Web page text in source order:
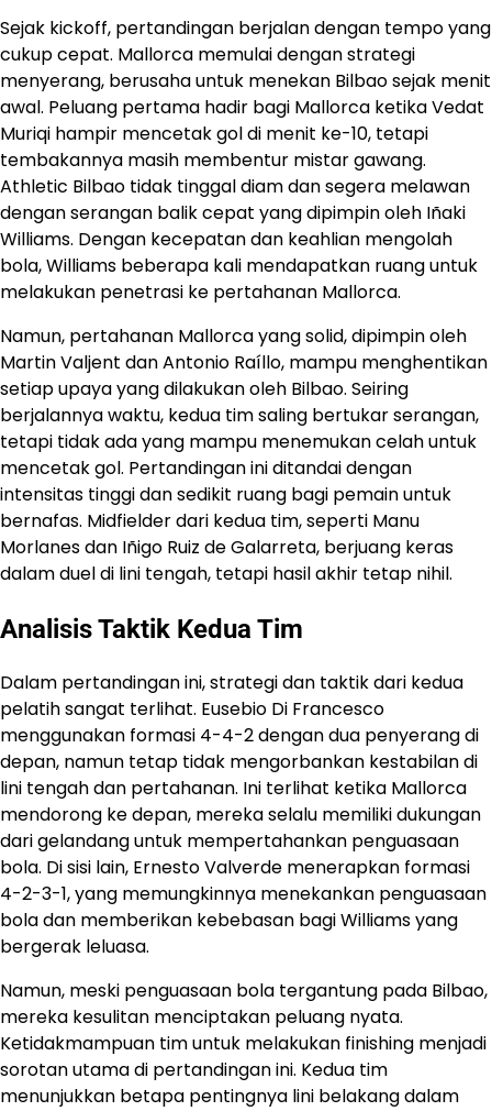
Sejak kickoff, pertandingan berjalan dengan tempo yang
cukup cepat. Mallorca memulai dengan strategi
menyerang, berusaha untuk menekan Bilbao sejak menit
awal. Peluang pertama hadir bagi Mallorca ketika Vedat
Muriqi hampir mencetak gol di menit ke-10, tetapi
tembakannya masih membentur mistar gawang.
Athletic Bilbao tidak tinggal diam dan segera melawan
dengan serangan balik cepat yang dipimpin oleh Iñaki
Williams. Dengan kecepatan dan keahlian mengolah
bola, Williams beberapa kali mendapatkan ruang untuk
melakukan penetrasi ke pertahanan Mallorca.
Namun, pertahanan Mallorca yang solid, dipimpin oleh
Martin Valjent dan Antonio Raíllo, mampu menghentikan
setiap upaya yang dilakukan oleh Bilbao. Seiring
berjalannya waktu, kedua tim saling bertukar serangan,
tetapi tidak ada yang mampu menemukan celah untuk
mencetak gol. Pertandingan ini ditandai dengan
intensitas tinggi dan sedikit ruang bagi pemain untuk
bernafas. Midfielder dari kedua tim, seperti Manu
Morlanes dan Iñigo Ruiz de Galarreta, berjuang keras
dalam duel di lini tengah, tetapi hasil akhir tetap nihil.
Analisis Taktik Kedua Tim
Dalam pertandingan ini, strategi dan taktik dari kedua
pelatih sangat terlihat. Eusebio Di Francesco
menggunakan formasi 4-4-2 dengan dua penyerang di
depan, namun tetap tidak mengorbankan kestabilan di
lini tengah dan pertahanan. Ini terlihat ketika Mallorca
mendorong ke depan, mereka selalu memiliki dukungan
dari gelandang untuk mempertahankan penguasaan
bola. Di sisi lain, Ernesto Valverde menerapkan formasi
4-2-3-1, yang memungkinnya menekankan penguasaan
bola dan memberikan kebebasan bagi Williams yang
bergerak leluasa.
Namun, meski penguasaan bola tergantung pada Bilbao,
mereka kesulitan menciptakan peluang nyata.
Ketidakmampuan tim untuk melakukan finishing menjadi
sorotan utama di pertandingan ini. Kedua tim
menunjukkan betapa pentingnya lini belakang dalam